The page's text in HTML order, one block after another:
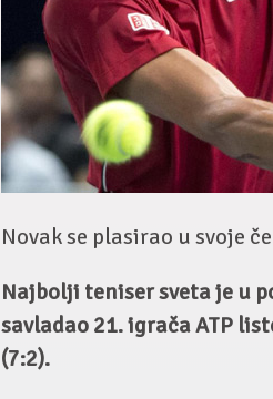
Novak se plasirao u svoje
Najbolji teniser sveta je u
savladao 21. igrača ATP
(7:2).